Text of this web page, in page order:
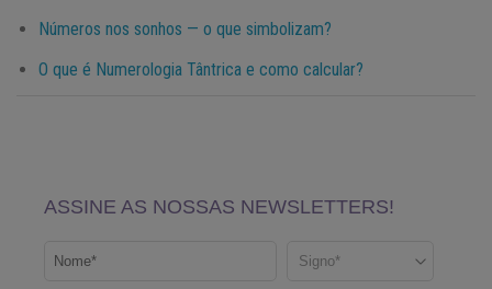
Números nos sonhos — o que simbolizam?
O que é Numerologia Tântrica e como calcular?